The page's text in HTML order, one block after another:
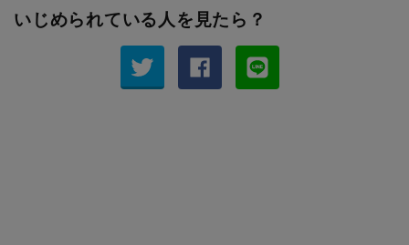
いじめられている人を見たら？